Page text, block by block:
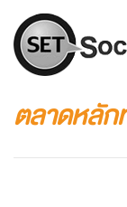
ตลาดหลัก